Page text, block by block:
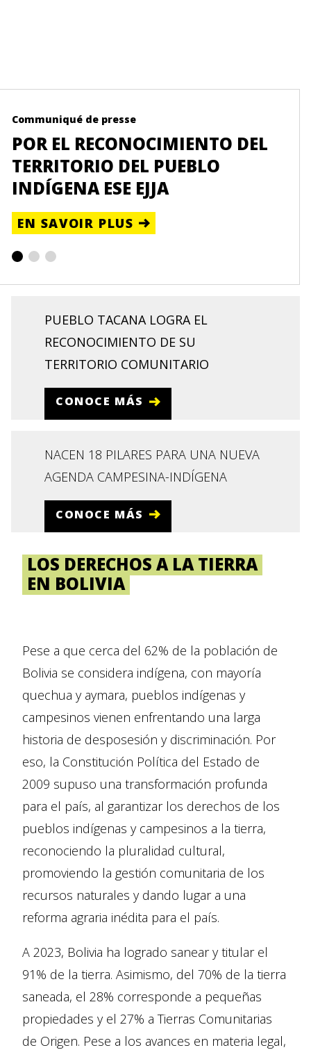
Communiqué de presse
POR EL RECONOCIMIENTO DEL
TERRITORIO DEL PUEBLO
INDÍGENA ESE EJJA
EN SAVOIR PLUS
PUEBLO TACANA LOGRA EL
RECONOCIMIENTO DE SU
TERRITORIO COMUNITARIO
CONOCE MÁS
NACEN 18 PILARES PARA UNA NUEVA
AGENDA CAMPESINA-INDÍGENA
CONOCE MÁS
LOS DERECHOS A LA TIERRA
EN BOLIVIA
Pese a que cerca del 62% de la población de
Bolivia se considera indígena, con mayoría
quechua y aymara, pueblos indígenas y
campesinos vienen enfrentando una larga
historia de desposesión y discriminación. Por
eso, la Constitución Política del Estado de
2009 supuso una transformación profunda
para el país, al garantizar los derechos de los
pueblos indígenas y campesinos a la tierra,
reconociendo la pluralidad cultural,
promoviendo la gestión comunitaria de los
recursos naturales y dando lugar a una
reforma agraria inédita para el país.
A 2023, Bolivia ha logrado sanear y titular el
91% de la tierra. Asimismo, del 70% de la tierra
saneada, el 28% corresponde a pequeñas
propiedades y el 27% a Tierras Comunitarias
de Origen. Pese a los avances en materia legal,